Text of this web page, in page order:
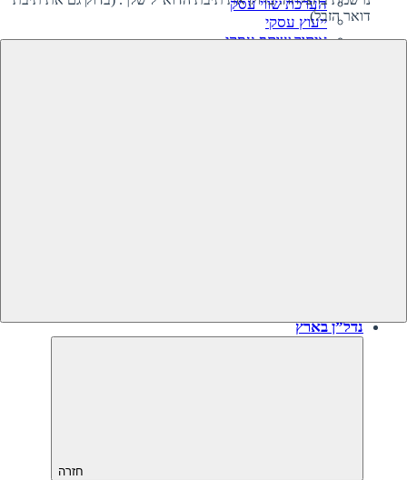
דואר הזבל)
הערכת שווי עסק
ייעוץ עסקי
איתור שותף עסקי
נדל”ן בארץ
חזרה